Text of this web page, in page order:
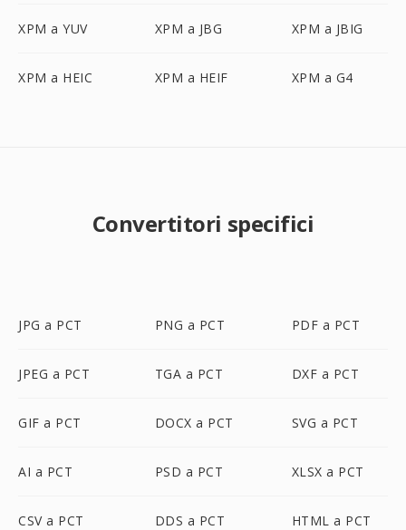
XPM a YUV XPM a JBG XPM a JBIG
XPM a HEIC XPM a HEIF XPM a G4
Convertitori specifici
JPG a PCT PNG a PCT PDF a PCT
JPEG a PCT TGA a PCT DXF a PCT
GIF a PCT DOCX a PCT SVG a PCT
AI a PCT PSD a PCT XLSX a PCT
CSV a PCT DDS a PCT HTML a PCT